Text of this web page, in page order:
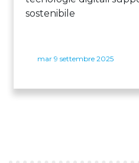
sostenibile
mar 9 settembre 2025